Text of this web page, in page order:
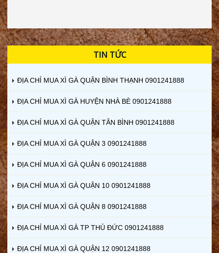
TIN TỨC
ĐỊA CHỈ MUA XÌ GÀ QUẬN BÌNH THẠNH 0901241888
ĐỊA CHỈ MUA XÌ GÀ HUYỆN NHÀ BÈ 0901241888
ĐỊA CHỈ MUA XÌ GÀ QUẬN TÂN BÌNH 0901241888
ĐỊA CHỈ MUA XÌ GÀ QUẬN 3 0901241888
ĐỊA CHỈ MUA XÌ GÀ QUẬN 6 0901241888
ĐỊA CHỈ MUA XÌ GÀ QUẬN 10 0901241888
ĐỊA CHỈ MUA XÌ GÀ QUẬN 8 0901241888
ĐỊA CHỈ MUA XÌ GÀ TP THỦ ĐỨC 0901241888
ĐỊA CHỈ MUA XÌ GÀ QUẬN 12 0901241888